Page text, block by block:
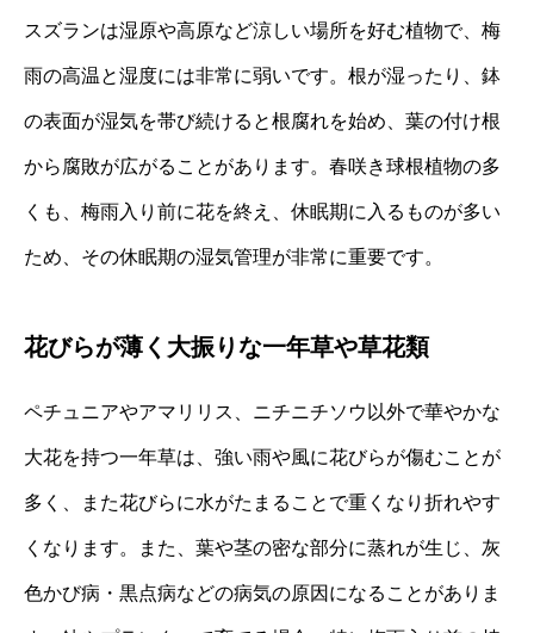
スズランは湿原や高原など涼しい場所を好む植物で、梅
雨の高温と湿度には非常に弱いです。根が湿ったり、鉢
の表面が湿気を帯び続けると根腐れを始め、葉の付け根
から腐敗が広がることがあります。春咲き球根植物の多
くも、梅雨入り前に花を終え、休眠期に入るものが多い
ため、その休眠期の湿気管理が非常に重要です。
花びらが薄く大振りな一年草や草花類
ペチュニアやアマリリス、ニチニチソウ以外で華やかな
大花を持つ一年草は、強い雨や風に花びらが傷むことが
多く、また花びらに水がたまることで重くなり折れやす
くなります。また、葉や茎の密な部分に蒸れが生じ、灰
色かび病・黒点病などの病気の原因になることがありま